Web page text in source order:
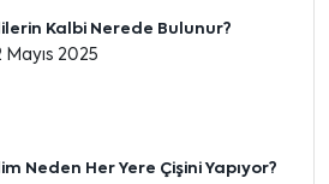
Kalbi Nerede Bulunur?
Mayıs 2025
Neden Her Yere Çişini Yapıyor?